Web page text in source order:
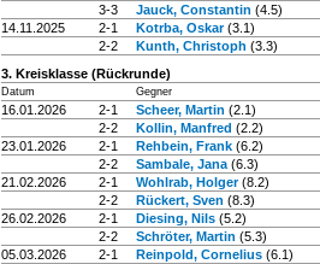
3-3
Jauck, Constantin (4.5)
14.11.2025
2-1 Kotrba, Oskar(3.1)
2-2
Kunth, Christoph (3.3)
3. Kreisklasse (Rückrunde)
Datum Gegner
16.01.2026 2-1 Scheer, Martin (2.1)
2-2
Kollin, Manfred (2.2)
23.01.2026
2-1 Rehbein, Frank (6.2)
2-2
Sambale, Jana (6.3)
21.02.2026
2-1 Wohlrab, Holger(8.2)
2-2
Rückert, Sven (8.3)
26.02.2026
2-1 Diesing, Nils (5.2)
2-2
Schröter, Martin (5.3)
05.03.2026
2-1 Reinpold, Cornelius (6.1)